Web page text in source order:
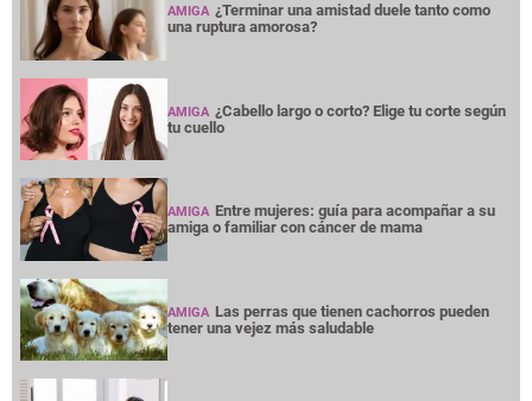
AMIGA ¿Terminar una amistad duele tanto como
una ruptura amorosa?
AMIGA ¿Cabello largo o corto? Elige tu corte según
tu cuello
AMIGA Entre mujeres: guía para acompañar a su
amiga o familiar con cáncer de mama
AMIGA Las perras que tienen cachorros pueden
tener una vejez más saludable